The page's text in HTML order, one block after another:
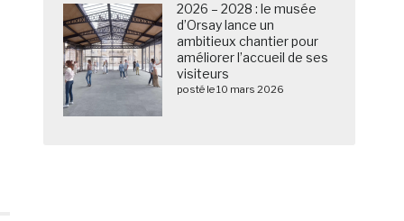
2026 – 2028 : le musée
d’Orsay lance un
ambitieux chantier pour
améliorer l’accueil de ses
visiteurs
posté le 10 mars 2026